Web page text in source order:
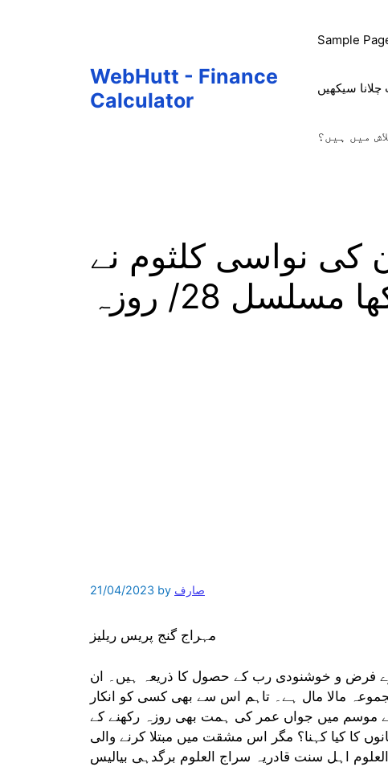
WebHutt - Finance
Calculator
Sample
سیکھیں
میں ہیں؟
کی نواسی کلثوم نے
مسلسل 28/ روزہ
21/04/2023 by صارف
مہراج گنج پریس ریلیز
فرض و خوشنودی رب کے حصول کا ذریعہ ہیں۔ ان
مالا مال ہے۔ تاہم اس سے بھی کسی کو انکار
میں جواں عمر کی ہمت بھی روزہ رکھنے کے
کا کیا کہنا؟ مگر اس مشقت میں مبتلا کرنے والی
اہل سنت قادریہ سراج العلوم برگدہی بیالیس